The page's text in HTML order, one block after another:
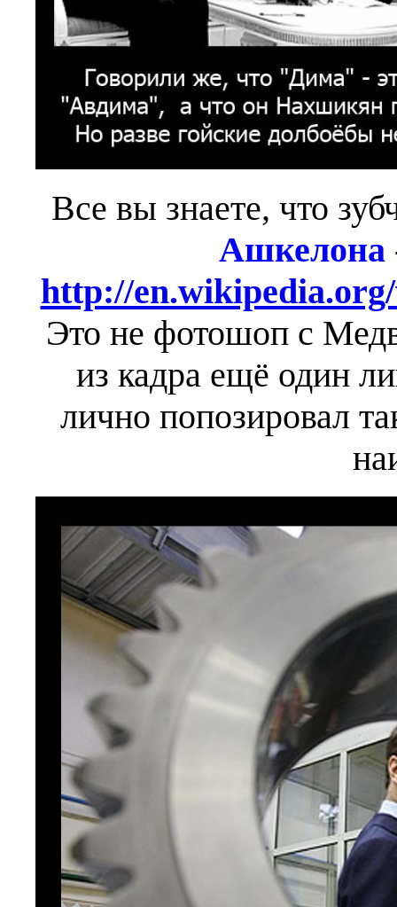
Все вы знаете, что
Ашкелона
http://
Это не фотошоп с
из кадра ещё один
лично попозировал